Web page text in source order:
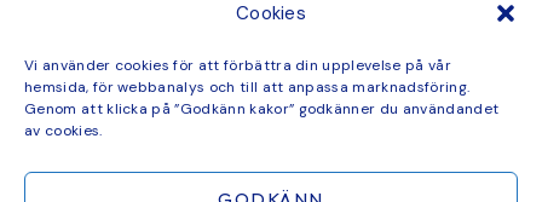
Cookies
Vi använder cookies för att förbättra din upplevelse på vår
hemsida, för webbanalys och till att anpassa marknadsföring.
Genom att klicka på ”Godkänn kakor” godkänner du användandet
av cookies.
Kurser
Måleri
mina favorit recept
Mönster